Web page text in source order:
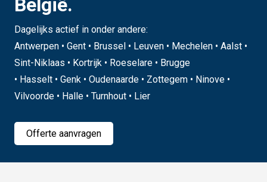
België.
Dagelijks actief in onder andere:
Antwerpen • Gent • Brussel • Leuven • Mechelen • Aalst •
Sint-Niklaas • Kortrijk • Roeselare • Brugge
• Hasselt • Genk • Oudenaarde • Zottegem • Ninove •
Vilvoorde • Halle • Turnhout • Lier
Offerte aanvragen